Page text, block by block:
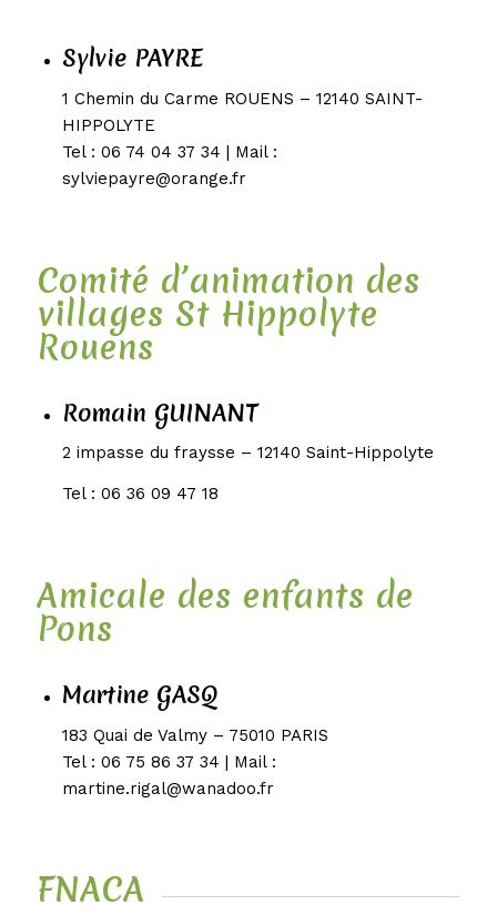
Sylvie PAYRE
1 Chemin du Carme ROUENS – 12140 SAINT-
HIPPOLYTE
Tel : 06 74 04 37 34 | Mail :
sylviepayre@orange.fr
Comité d’animation des
villages St Hippolyte
Rouens
Romain GUINANT
2 impasse du fraysse – 12140 Saint-Hippolyte
Tel : 06 36 09 47 18
Amicale des enfants de
Pons
Martine GASQ
183 Quai de Valmy – 75010 PARIS
Tel : 06 75 86 37 34 | Mail :
martine.rigal@wanadoo.fr
FNACA